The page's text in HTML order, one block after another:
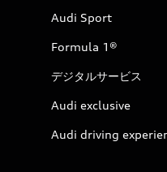
Audi Sport
Formula 1®
デジタルサービス
Audi exclusive
Audi driving